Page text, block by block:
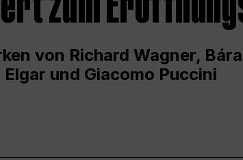
von Richard Wagner,
Elgar und Giacomo Puccini